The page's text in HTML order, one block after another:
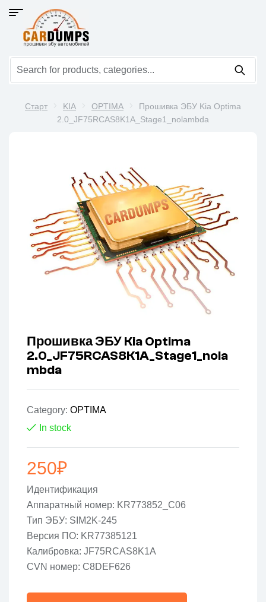
Старт KIA OPTIMA
Прошивка ЭБУ Kia Optima
2.0_JF75RCAS8K1A_Stage1_nolambda
Прошивка ЭБУ Kia Optima
2.0_JF75RCAS8K1A_Stage1_nola
mbda
Category: OPTIMA
In stock
250₽
Идентификация
Аппаратный номер: KR773852_C06
Тип ЭБУ: SIM2K-245
Версия ПО: KR77385121
Калибровка: JF75RCAS8K1A
CVN номер: C8DEF626